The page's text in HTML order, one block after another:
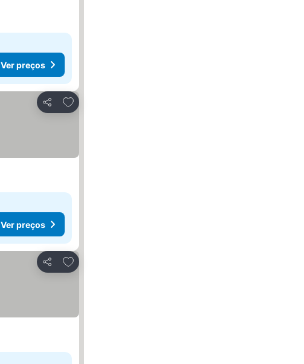
Ver preços
Partilhar
Adicionar aos favoritos
Ver preços
Partilhar
Adicionar aos favoritos